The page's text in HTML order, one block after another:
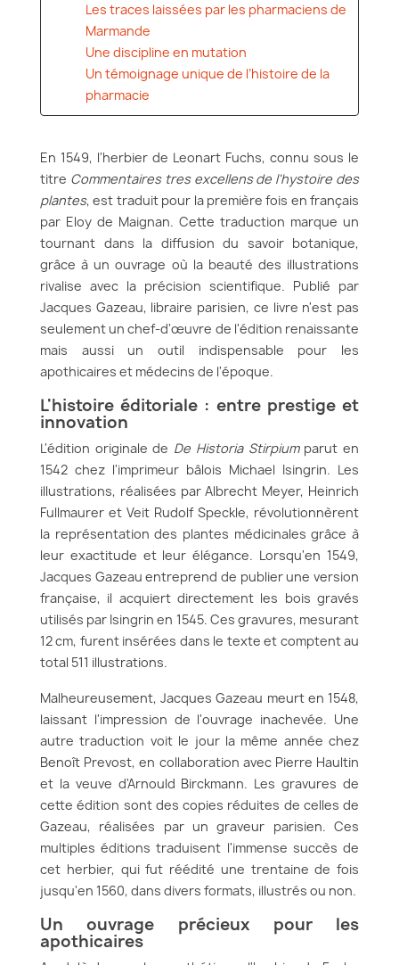
Les traces laissées par les pharmaciens de
Marmande
Une discipline en mutation
Un témoignage unique de l’histoire de la
pharmacie
En 1549, l'herbier de Leonart Fuchs, connu sous le
titre Commentaires tres excellens de l'hystoire des
plantes, est traduit pour la première fois en français
par Eloy de Maignan. Cette traduction marque un
tournant dans la diffusion du savoir botanique,
grâce à un ouvrage où la beauté des illustrations
rivalise avec la précision scientifique. Publié par
Jacques Gazeau, libraire parisien, ce livre n'est pas
seulement un chef-d'œuvre de l'édition renaissante
mais aussi un outil indispensable pour les
apothicaires et médecins de l'époque.
L'histoire éditoriale : entre prestige et
innovation
L'édition originale de De Historia Stirpiumparut en
1542 chez l'imprimeur bâlois Michael Isingrin. Les
illustrations, réalisées par Albrecht Meyer, Heinrich
Fullmaurer et Veit Rudolf Speckle, révolutionnèrent
la représentation des plantes médicinales grâce à
leur exactitude et leur élégance. Lorsqu'en 1549,
Jacques Gazeau entreprend de publier une version
française, il acquiert directement les bois gravés
utilisés par Isingrin en 1545. Ces gravures, mesurant
12 cm, furent insérées dans le texte et comptent au
total 511 illustrations.
Malheureusement, Jacques Gazeau meurt en 1548,
laissant l'impression de l'ouvrage inachevée. Une
autre traduction voit le jour la même année chez
Benoît Prevost, en collaboration avec Pierre Haultin
et la veuve d'Arnould Birckmann. Les gravures de
cette édition sont des copies réduites de celles de
Gazeau, réalisées par un graveur parisien. Ces
multiples éditions traduisent l'immense succès de
cet herbier, qui fut réédité une trentaine de fois
jusqu'en 1560, dans divers formats, illustrés ou non.
Un ouvrage précieux pour les
apothicaires